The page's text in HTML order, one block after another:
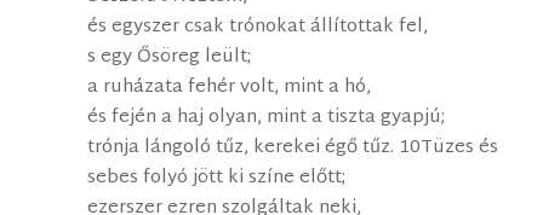
és egyszer csak trónokat állítottak fel,
s egy Ősöreg leült;
a ruházata fehér volt, mint a hó,
és fején a haj olyan, mint a tiszta gyapjú;
trónja lángoló tűz, kerekei égő tűz. 10Tüzes és
sebes folyó jött ki színe előtt;